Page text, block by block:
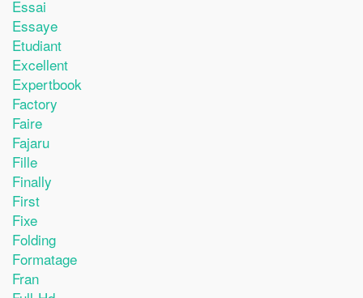
Essai
Essaye
Etudiant
Excellent
Expertbook
Factory
Faire
Fajaru
Fille
Finally
First
Fixe
Folding
Formatage
Fran